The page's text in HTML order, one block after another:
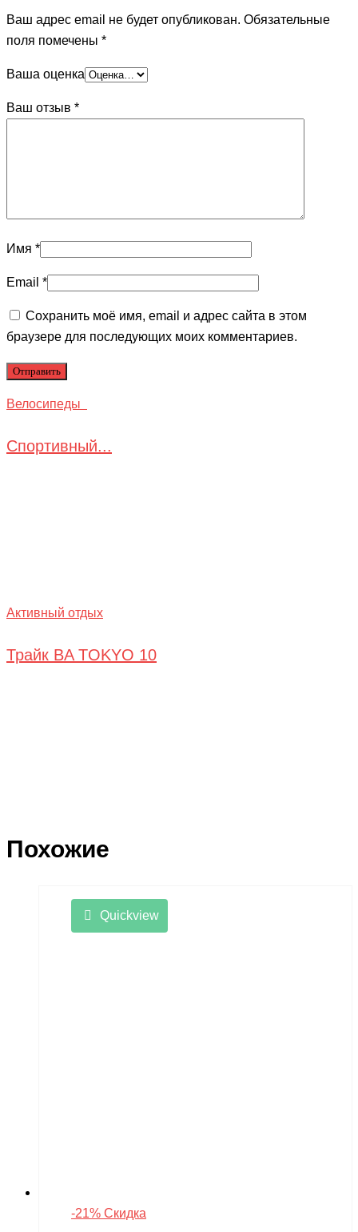
Ваш адрес email не будет опубликован. Обязательные
поля помечены *
Ваша оценка
Ваш отзыв *
Имя *
Email *
Сохранить моё имя, email и адрес сайта в этом
браузере для последующих моих комментариев.
Велосипеды
Спортивный...
Активный отдых
Трайк BA TOKYO 10
Похожие
Quickview
-21% Скидка